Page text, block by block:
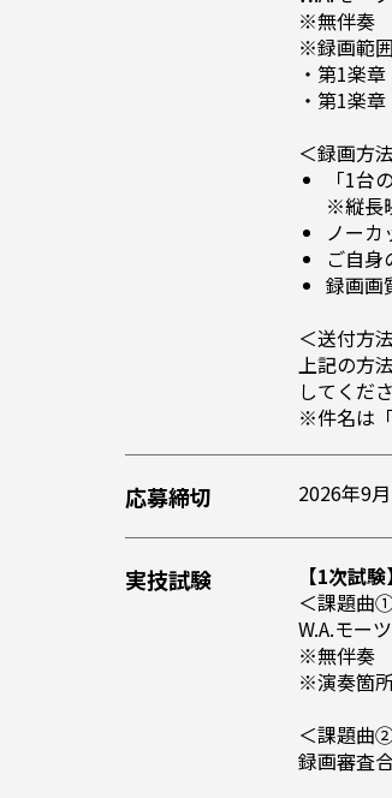
※無伴奏
※録画範囲
・第1楽
・第1楽
＜録画方
「1台
※縦長
ノーカ
ご自身
録画画
＜送付方
上記の方
してくだ
※件名は
応募締切 2026年9
実技試験
【1次試
＜課題曲
W.A.モー
※無伴奏
※演奏箇
＜課題曲
録画審査